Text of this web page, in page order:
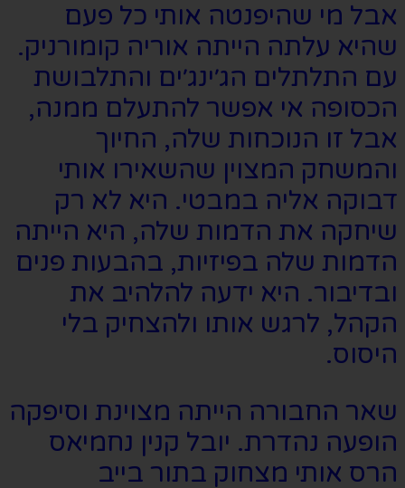
אבל מי שהיפנטה אותי כל פעם
שהיא עלתה הייתה אוריה קומורניק.
עם התלתלים הג׳ינג׳ים והתלבושת
הכסופה אי אפשר להתעלם ממנה,
אבל זו הנוכחות שלה, החיוך
והמשחק המצוין שהשאירו אותי
דבוקה אליה במבטי. היא לא רק
שיחקה את הדמות שלה, היא הייתה
הדמות שלה בפיזיות, בהבעות פנים
ובדיבור. היא ידעה להלהיב את
הקהל, לרגש אותו ולהצחיק בלי
היסוס.
שאר החבורה הייתה מצוינת וסיפקה
הופעה נהדרת. יובל קנין נחמיאס
הרס אותי מצחוק בתור בייב